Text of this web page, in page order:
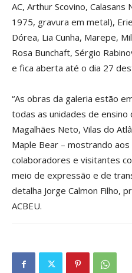
AC, Arthur Scovino,
1975, gravura em metal),
Dórea, Lia Cunha, Marepe,
Rosa Bunchaft, Sérgio
e fica aberta até o dia 27
“As obras da galeria estão
todas as unidades de ensino
Magalhães Neto, Vilas do
Maple Bear – mostrando
colaboradores e visitantes
meio de expressão e de
detalha Jorge Calmon Filho,
ACBEU.